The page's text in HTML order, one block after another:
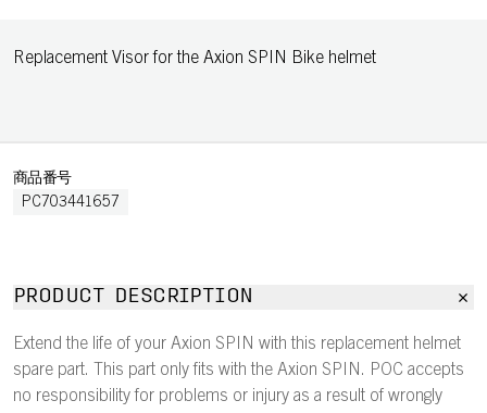
Replacement Visor for the Axion SPIN Bike helmet
商品番号
PC703441657
PRODUCT DESCRIPTION
Extend the life of your Axion SPIN with this replacement helmet
spare part. This part only fits with the Axion SPIN. POC accepts
no responsibility for problems or injury as a result of wrongly